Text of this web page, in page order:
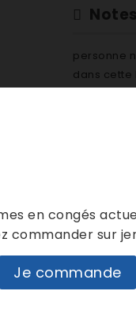
personne
dans cette
en congés
commander sur
Je commande